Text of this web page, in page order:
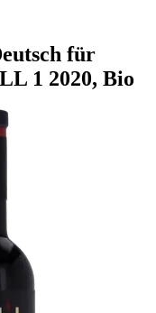
für
1 2020, Bio